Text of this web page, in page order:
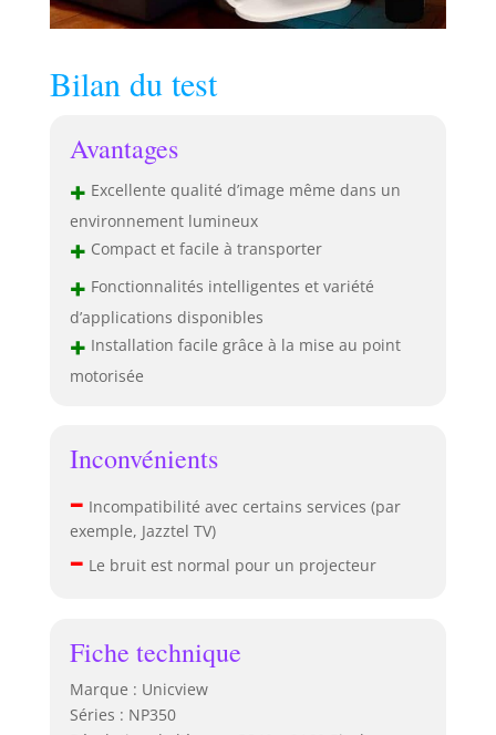
point de départ
est de proposer
les accessoires et
pièces de
rechange à
l'intérieur et à
l'extérieur de la
correction
électronique et sa
automatique du
Bilan du test
Avantages
+ Excellente qualité d’image même dans un
environnement lumineux
+ Compact et facile à transporter
+ Fonctionnalités intelligentes et variété
d’applications disponibles
+ Installation facile grâce à la mise au point
motorisée
Inconvénients
– Incompatibilité avec certains services (par
exemple, Jazztel TV)
– Le bruit est normal pour un projecteur
Fiche technique
Marque : Unicview
Séries : NP350